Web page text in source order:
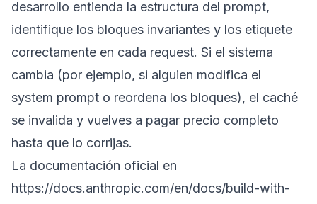
desarrollo entienda la estructura del prompt,
identifique los bloques invariantes y los etiquete
correctamente en cada request. Si el sistema
cambia (por ejemplo, si alguien modifica el
system prompt o reordena los bloques), el caché
se invalida y vuelves a pagar precio completo
hasta que lo corrijas.
La documentación oficial en
https://docs.anthropic.com/en/docs/build-with-